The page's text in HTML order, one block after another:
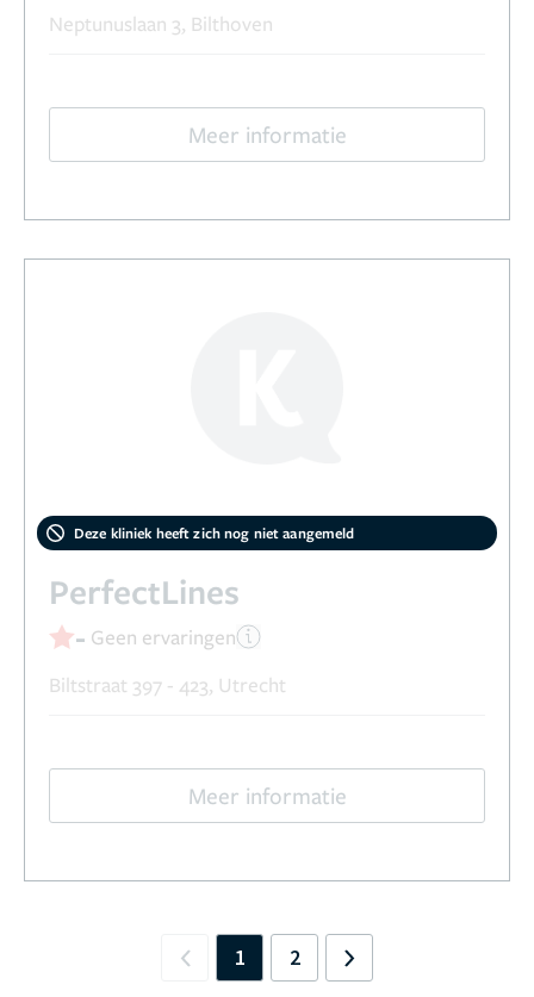
Neptunuslaan 3, Bilthoven
Meer informatie
Deze kliniek heeft zich nog niet aangemeld
PerfectLines
- Geen ervaringen
Biltstraat 397 - 423, Utrecht
Meer informatie
Previous
1 2 Next